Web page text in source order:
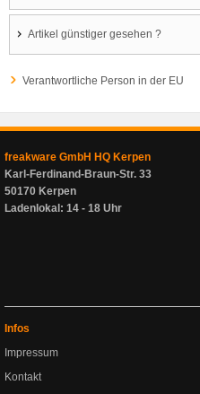
Artikel günstiger gesehen ?
Verantwortliche Person in der EU
freakware GmbH HQ Kerpen
Karl-Ferdinand-Braun-Str. 33
50170 Kerpen
Ladenlokal: 14 - 18 Uhr
Infos
Impressum
Kontakt